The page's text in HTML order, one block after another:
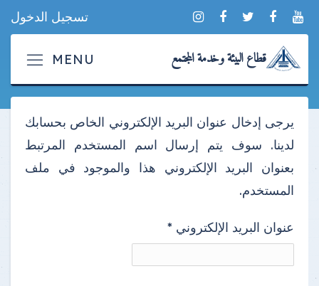
تسجيل الدخول
قطاع البيئة وخدمة المجتمع
يرجى إدخال عنوان البريد الإلكتروني الخاص بحسابك
لدينا. سوف يتم إرسال اسم المستخدم المرتبط
بعنوان البريد الإلكتروني هذا والموجود في ملف
المستخدم.
عنوان البريد الإلكتروني *